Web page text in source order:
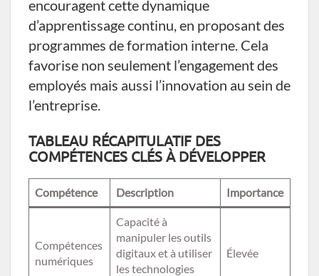
encouragent cette dynamique
d’apprentissage continu, en proposant des
programmes de formation interne. Cela
favorise non seulement l’engagement des
employés mais aussi l’innovation au sein de
l’entreprise.
TABLEAU RÉCAPITULATIF DES
COMPÉTENCES CLÉS À DÉVELOPPER
Compétence Description Importance
Compétences
numériques
Capacité à
manipuler les outils
digitaux et à utiliser
les technologies
Élevée